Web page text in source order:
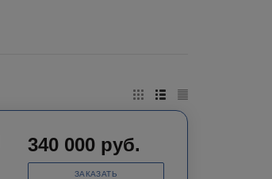
340 000 руб.
ЗАКАЗАТЬ